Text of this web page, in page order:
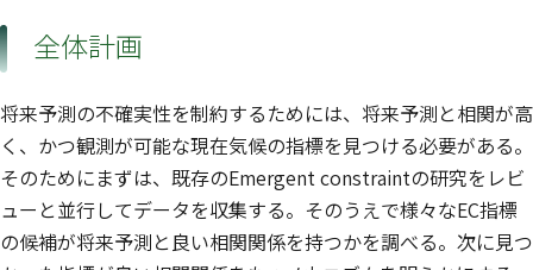
全体計画
将来予測の不確実性を制約するためには、将来予測と相関が高
く、かつ観測が可能な現在気候の指標を見つける必要がある。
そのためにまずは、既存のEmergent constraintの研究をレビ
ューと並行してデータを収集する。そのうえで様々なEC指標
の候補が将来予測と良い相関関係を持つかを調べる。次に見つ